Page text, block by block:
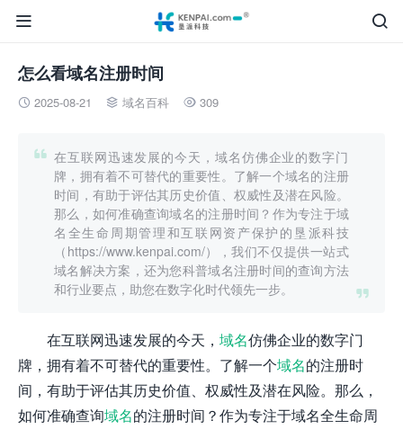


怎么看域名注册时间
 2025-08-21  域名百科  309


在互联网迅速发展的今天，域名仿佛企业的数字门
牌，拥有着不可替代的重要性。了解一个域名的注册
时间，有助于评估其历史价值、权威性及潜在风险。
那么，如何准确查询域名的注册时间？作为专注于域
名全生命周期管理和互联网资产保护的垦派科技
（https://www.kenpai.com/），我们不仅提供一站式
域名解决方案，还为您科普域名注册时间的查询方法
和行业要点，助您在数字化时代领先一步。
在互联网迅速发展的今天， 域名仿佛企业的数字门
牌，拥有着不可替代的重要性。了解一个域名的注册时
间，有助于评估其历史价值、权威性及潜在风险。那么，
如何准确查询域名的注册时间？作为专注于域名全生命周